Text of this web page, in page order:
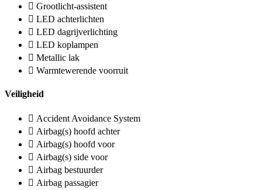
Grootlicht-assistent
LED achterlichten
LED dagrijverlichting
LED koplampen
Metallic lak
Warmtewerende voorruit
Veiligheid
Accident Avoidance System
Airbag(s) hoofd achter
Airbag(s) hoofd voor
Airbag(s) side voor
Airbag bestuurder
Airbag passagier